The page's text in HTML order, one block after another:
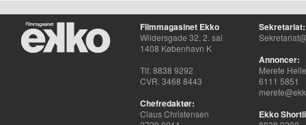
Filmmagasinet Ekko
Wildersgade 32, 2. sal
1408 København K
Tlf. 8838 9292
CVR. 3468 8443
Chefredaktør:
Claus Christensen
Sekretariat:
Annoncer:
Merete
6111 5851
Ekko